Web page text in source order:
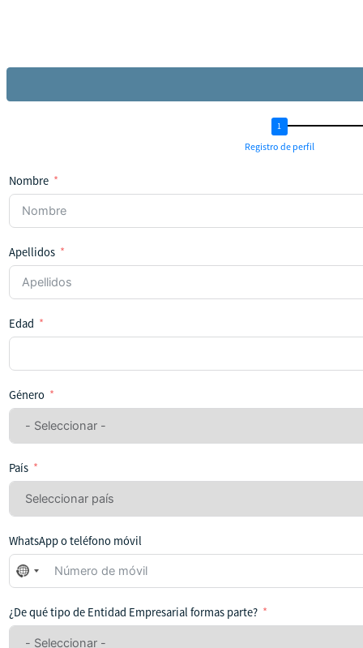
Registro de perfil
Nombre
Apellidos
Edad
Género
País
WhatsApp o teléfono móvil
No
se
seleccionado
ningún
¿De qué tipo de Entidad Empresarial formas parte?